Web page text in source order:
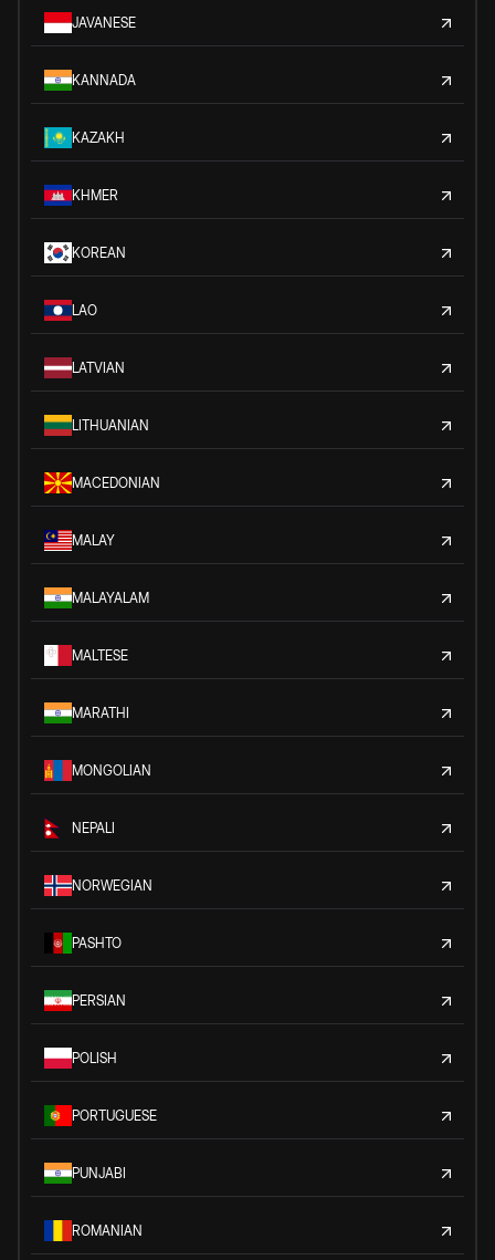
JAVANESE
KANNADA
KAZAKH
KHMER
KOREAN
LAO
LATVIAN
LITHUANIAN
MACEDONIAN
MALAY
MALAYALAM
MALTESE
MARATHI
MONGOLIAN
NEPALI
NORWEGIAN
PASHTO
PERSIAN
POLISH
PORTUGUESE
PUNJABI
ROMANIAN